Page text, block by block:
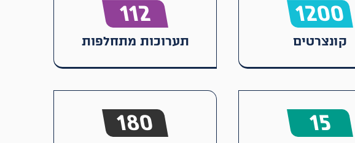
1200
קונצרטים
112
תערוכות מתחלפות
15
180